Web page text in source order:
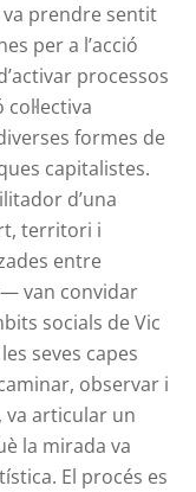
prendre sentit
per a l’acció
processos
formes de
capitalistes.
d’una
territori i
entre
van convidar
socials de Vic
seves capes
observar i
va articular un
la mirada va
El procés es